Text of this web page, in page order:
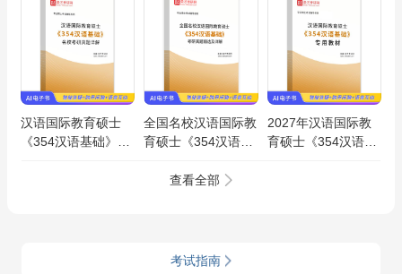
汉语国际教育硕士
《354汉语基础》名
全国名校汉语国际教
育硕士《354汉语基
2027年汉语国际教
育硕士《354汉语基
查看全部
考试指南